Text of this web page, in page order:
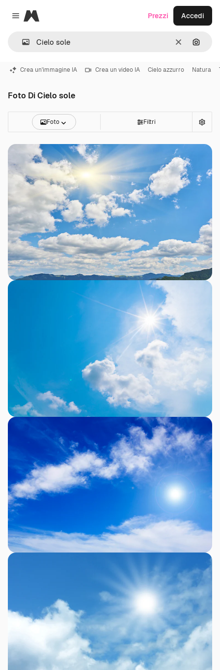
Close menu
Magnific
CancellaCerca
Prezzi Accedi
Crea un'immagine IA Crea un video IA Cielo azzurro Natura
Foto Di Cielo sole
Foto Filtri